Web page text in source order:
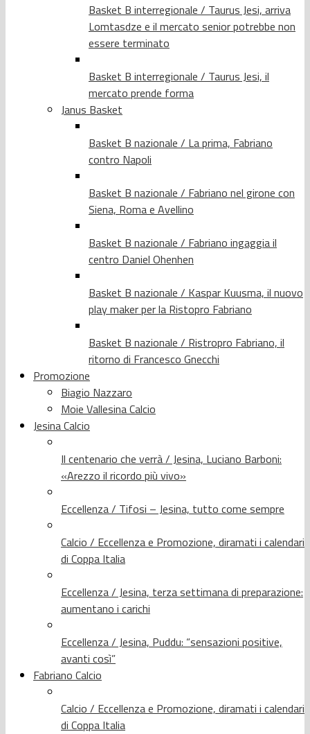
Basket B interregionale / Taurus Jesi, arriva
Lomtasdze e il mercato senior potrebbe non
essere terminato
Basket B interregionale / Taurus Jesi, il
mercato prende forma
Janus Basket
Basket B nazionale / La prima, Fabriano
contro Napoli
Basket B nazionale / Fabriano nel girone con
Siena, Roma e Avellino
Basket B nazionale / Fabriano ingaggia il
centro Daniel Ohenhen
Basket B nazionale / Kaspar Kuusma, il nuovo
play maker per la Ristopro Fabriano
Basket B nazionale / Ristropro Fabriano, il
ritorno di Francesco Gnecchi
Promozione
Biagio Nazzaro
Moie Vallesina Calcio
Jesina Calcio
Il centenario che verrà / Jesina, Luciano Barboni:
«Arezzo il ricordo più vivo»
Eccellenza / Tifosi – Jesina, tutto come sempre
Calcio / Eccellenza e Promozione, diramati i calendari
di Coppa Italia
Eccellenza / Jesina, terza settimana di preparazione:
aumentano i carichi
Eccellenza / Jesina, Puddu: “sensazioni positive,
avanti così”
Fabriano Calcio
Calcio / Eccellenza e Promozione, diramati i calendari
di Coppa Italia